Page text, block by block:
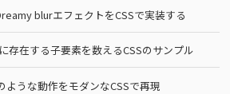
blurエフェクトをCSSで実装する
存在する子要素を数えるCSSのサンプル
うな動作をモダンなCSSで再現